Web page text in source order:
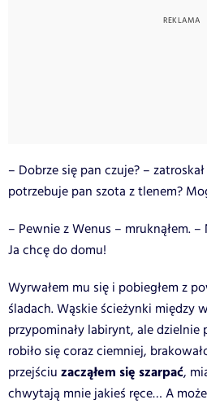
– Dobrze się pan czuje? –
potrzebuje pan szota z tlenem?
– Pewnie z Wenus – mruknąłem.
Ja chcę do domu!
Wyrwałem mu się i pobiegłem z
śladach. Wąskie ścieżynki między
przypominały labirynt, ale dzielnie
robiło się coraz ciemniej,
przejściu zacząłem się szarpać,
chwytają mnie jakieś ręce… A